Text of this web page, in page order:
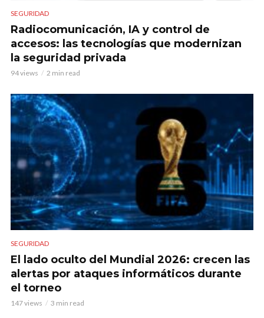
SEGURIDAD
Radiocomunicación, IA y control de
accesos: las tecnologías que modernizan
la seguridad privada
94 views 2 min read
SEGURIDAD
El lado oculto del Mundial 2026: crecen las
alertas por ataques informáticos durante
el torneo
147 views 3 min read